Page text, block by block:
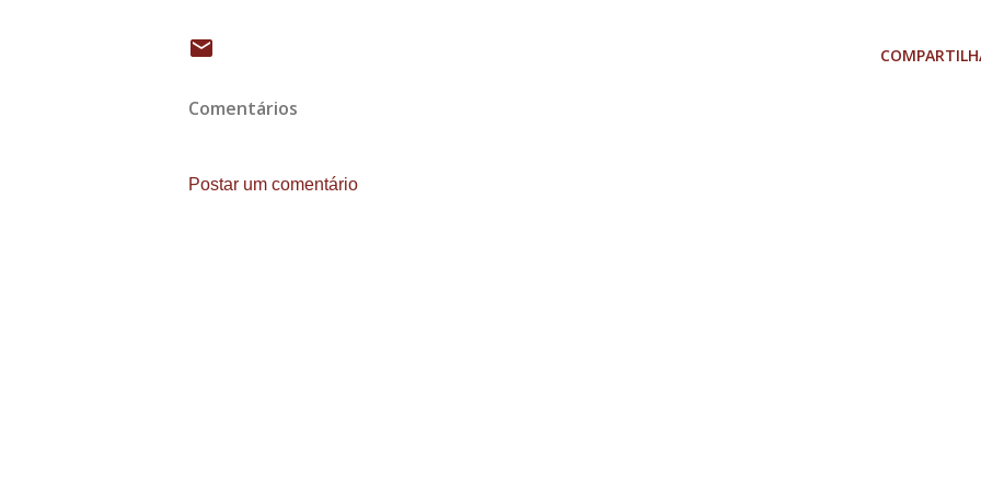
Comentários
Postar um comentário